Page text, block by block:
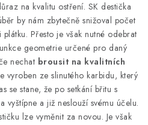
na kvalitu ostření. SK destička
by nám zbytečně snižoval počet
Přesto je však nutné odebrat
geometrie určené pro daný
nechat brousit na kvalitních
vyroben ze slinutého karbidu, který
se stane, že po setkání břitu s
vyštípne a již neslouží svému účelu.
lze vyměnit za novou. Je však